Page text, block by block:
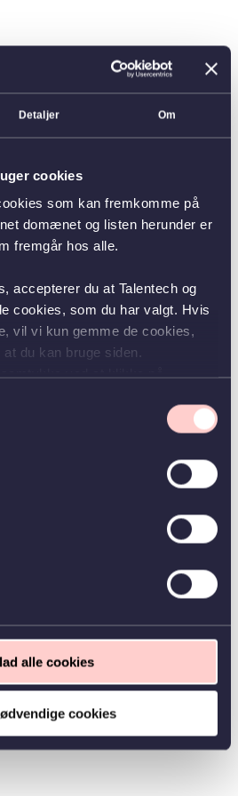
Detaljer Om
cookies
som kan fremkomme på
domænet og listen herunder er
fremgår hos alle.
accepterer du at Talentech og
cookies, som du har valgt. Hvis
vil vi kun gemme de cookies,
du kan bruge siden.
alle cookies
cookies